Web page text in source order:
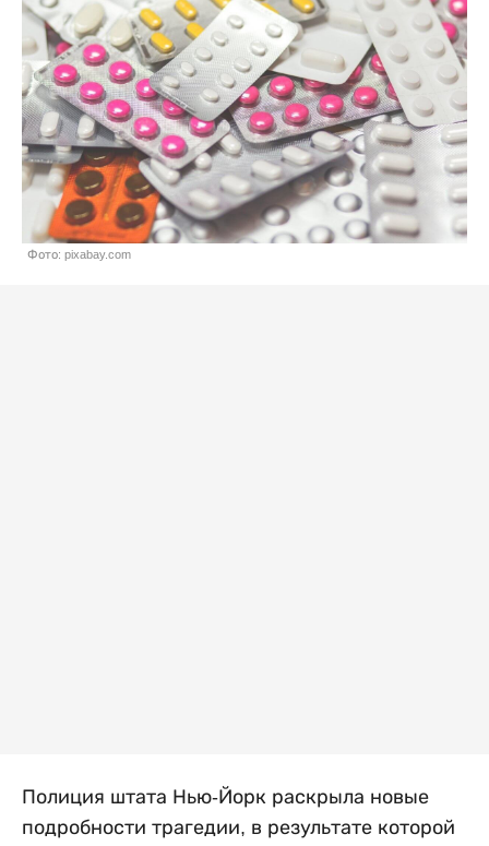
Фото: pixabay.com
Полиция штата Нью-Йорк раскрыла новые
подробности трагедии, в результате которой